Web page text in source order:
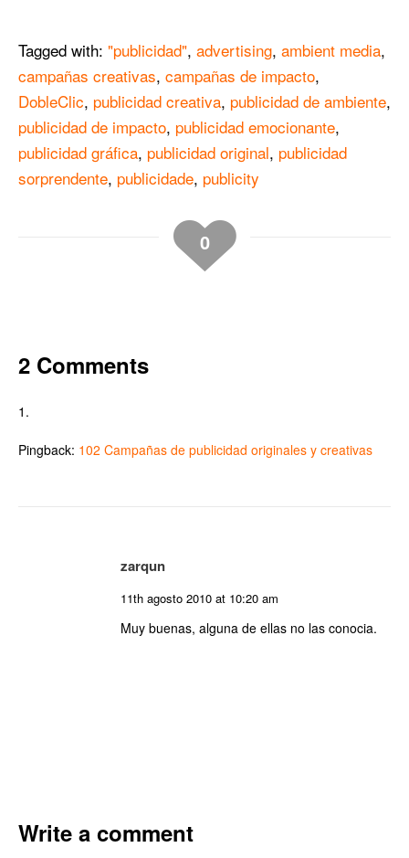
Tagged with: "publicidad", advertising, ambient media,
campañas creativas, campañas de impacto,
DobleClic, publicidad creativa, publicidad de ambiente,
publicidad de impacto, publicidad emocionante,
publicidad gráfica, publicidad original, publicidad
sorprendente, publicidade, publicity
0
2 Comments
Pingback: 102 Campañas de publicidad originales y creativas
zarqun
11th agosto 2010 at 10:20 am
Muy buenas, alguna de ellas no las conocia.
Write a comment